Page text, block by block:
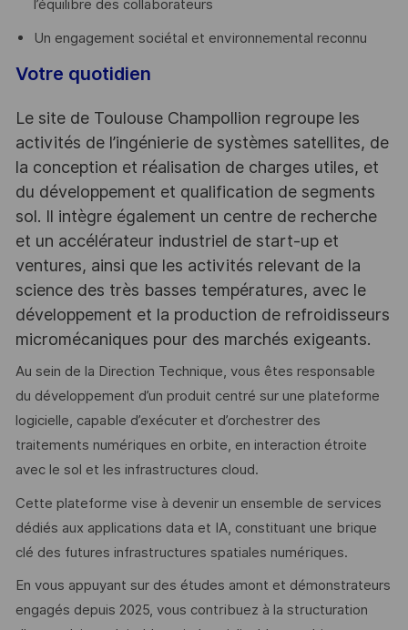
l’équilibre des collaborateurs
Un engagement sociétal et environnemental reconnu
Votre quotidien
Le site de Toulouse Champollion regroupe les
activités de l’ingénierie de systèmes satellites, de
la conception et réalisation de charges utiles, et
du développement et qualification de segments
sol. Il intègre également un centre de recherche
et un accélérateur industriel de start-up et
ventures, ainsi que les activités relevant de la
science des très basses températures, avec le
développement et la production de refroidisseurs
micromécaniques pour des marchés exigeants.
Au sein de la Direction Technique, vous êtes responsable
du développement d’un produit centré sur une plateforme
logicielle, capable d’exécuter et d’orchestrer des
traitements numériques en orbite, en interaction étroite
avec le sol et les infrastructures cloud.
Cette plateforme vise à devenir un ensemble de services
dédiés aux applications data et IA, constituant une brique
clé des futures infrastructures spatiales numériques.
En vous appuyant sur des études amont et démonstrateurs
engagés depuis 2025, vous contribuez à la structuration